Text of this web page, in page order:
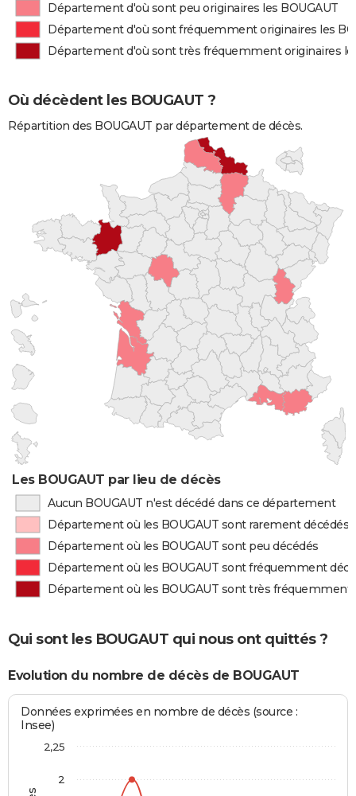
Département d'où sont peu originaires les BOUGAUT
Département d'où sont fréquemment originaires les
Département d'où sont très fréquemment originaires
Où décèdent les BOUGAUT ?
Répartition des BOUGAUT par département de décès.
Les BOUGAUT par lieu de décès
Aucun BOUGAUT n'est décédé dans ce département
Département où les BOUGAUT sont rarement décédés
Département où les BOUGAUT sont peu décédés
Département où les BOUGAUT sont fréquemment
Département où les BOUGAUT sont très fréquemment
Qui sont les BOUGAUT qui nous ont quittés ?
Evolution du nombre de décès de BOUGAUT
Données exprimées en nombre de décès (source :
Insee)
2
2,25